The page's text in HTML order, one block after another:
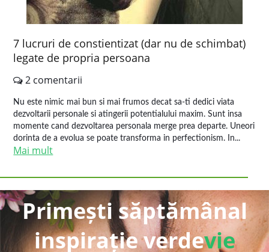
7 lucruri de constientizat (dar nu de schimbat)
legate de propria persoana
2 comentarii
Nu este nimic mai bun si mai frumos decat sa-ti dedici viata
dezvoltarii personale si atingerii potentialului maxim. Sunt insa
momente cand dezvoltarea personala merge prea departe. Uneori
dorinta de a evolua se poate transforma in perfectionism. In...
Mai mult
Primești săptămânal
inspirație verdevie